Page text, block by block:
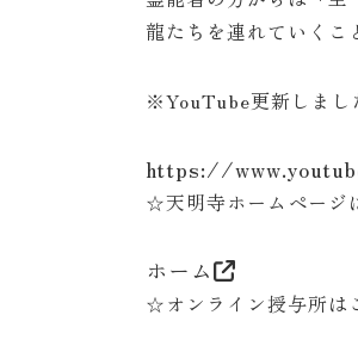
龍たちを連れていくこ
※YouTube更新しまし
https://
☆天明寺ホームページ
ホーム
☆オンライン授与所は